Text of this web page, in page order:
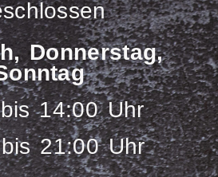
Donnerstag,
14:00 Uhr
21:00 Uhr